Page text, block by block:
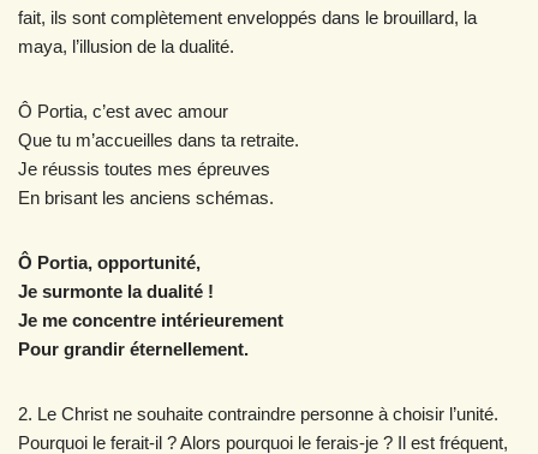
fait, ils sont complètement enveloppés dans le brouillard, la
maya, l’illusion de la dualité.
Ô Portia, c’est avec amour
Que tu m’accueilles dans ta retraite.
Je réussis toutes mes épreuves
En brisant les anciens schémas.
Ô Portia, opportunité,
Je surmonte la dualité !
Je me concentre intérieurement
Pour grandir éternellement.
2. Le Christ ne souhaite contraindre personne à choisir l’unité.
Pourquoi le ferait-il ? Alors pourquoi le ferais-je ? Il est fréquent,